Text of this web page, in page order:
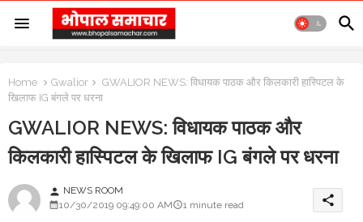
Home Gwalior
GWALIOR NEWS: विधायक पाठक और किलकारी हास्पिटल के
खिलाफ IG बंगले पर धरना
GWALIOR NEWS: विधायक पाठक और
किलकारी हास्पिटल के खिलाफ IG बंगले पर धरना
person NEWS ROOM
10/30/2019 09:49:00 AM
1 minute read share